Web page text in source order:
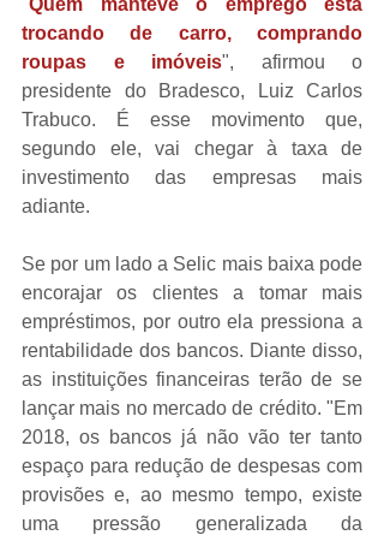
"Quem manteve o emprego está
trocando de carro, comprando
roupas e imóveis", afirmou o
presidente do Bradesco, Luiz Carlos
Trabuco. É esse movimento que,
segundo ele, vai chegar à taxa de
investimento das empresas mais
adiante.
Se por um lado a Selic mais baixa pode
encorajar os clientes a tomar mais
empréstimos, por outro ela pressiona a
rentabilidade dos bancos. Diante disso,
as instituições financeiras terão de se
lançar mais no mercado de crédito. "Em
2018, os bancos já não vão ter tanto
espaço para redução de despesas com
provisões e, ao mesmo tempo, existe
uma pressão generalizada da